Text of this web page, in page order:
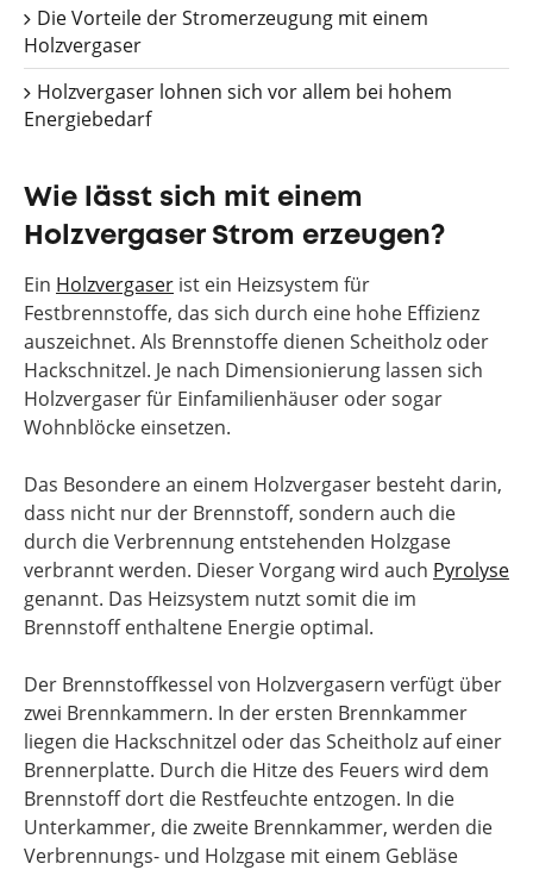
Die Vorteile der Stromerzeugung mit einem
Holzvergaser
Holzvergaser lohnen sich vor allem bei hohem
Energiebedarf
Wie lässt sich mit einem
Holzvergaser Strom erzeugen?
Ein Holzvergaser ist ein Heizsystem für
Festbrennstoffe, das sich durch eine hohe Effizienz
auszeichnet. Als Brennstoffe dienen Scheitholz oder
Hackschnitzel. Je nach Dimensionierung lassen sich
Holzvergaser für Einfamilienhäuser oder sogar
Wohnblöcke einsetzen.
Das Besondere an einem Holzvergaser besteht darin,
dass nicht nur der Brennstoff, sondern auch die
durch die Verbrennung entstehenden Holzgase
verbrannt werden. Dieser Vorgang wird auch Pyrolyse
genannt. Das Heizsystem nutzt somit die im
Brennstoff enthaltene Energie optimal.
Der Brennstoffkessel von Holzvergasern verfügt über
zwei Brennkammern. In der ersten Brennkammer
liegen die Hackschnitzel oder das Scheitholz auf einer
Brennerplatte. Durch die Hitze des Feuers wird dem
Brennstoff dort die Restfeuchte entzogen. In die
Unterkammer, die zweite Brennkammer, werden die
Verbrennungs- und Holzgase mit einem Gebläse